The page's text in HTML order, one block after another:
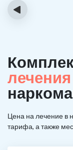
‹
Цена на лечение в
тарифа, а также